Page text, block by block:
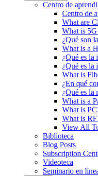
Centro de
Centro de
What are
What is
¿Qué son
What is a
¿Qué es la
¿Qué es la
What is
¿En qué
¿Qué es la
What is a
What is
What is
View All
Biblioteca
Blog Posts
Subscription
Videoteca
Seminario en